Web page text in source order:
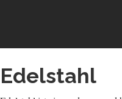
Edelstahl